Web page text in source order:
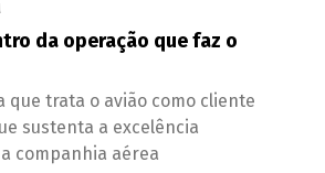
da operação que faz o
que trata o avião como cliente
sustenta a excelência
companhia aérea